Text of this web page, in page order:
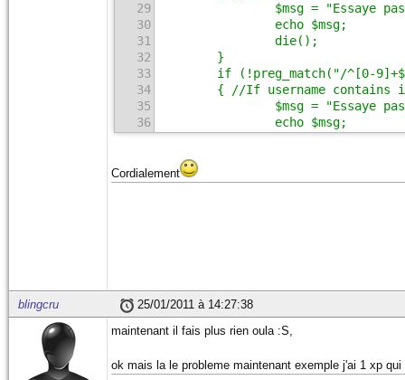
29
30
31
32
33
34
35
36
37
39
40
47
48
49
51
$msg = "Essaye pas de
echo $msg;
die();
}
if (!preg_match("/^[0-9]+$/",
{ //If username contains
$msg = "Essaye pas de
echo $msg;
die();
if (!preg_match("/^[0-9]+$/",
{ //If username contains
echo $msg;
die();
}
$query = $db-
Cordialement
blingcru 25/01/2011 à 14:27:38
maintenant il fais plus rien oula :S,
ok mais la le probleme maintenant exemple j'ai 1 xp